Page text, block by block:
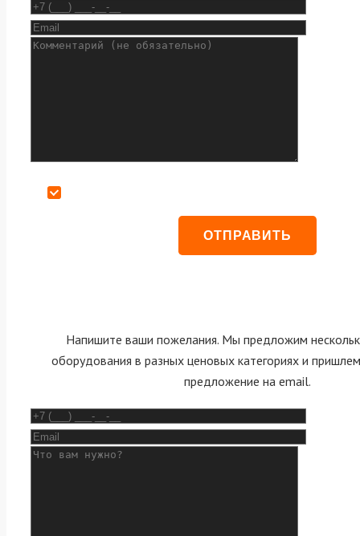
Напишите ваши пожелания. Мы предложим
оборудования в разных ценовых категориях и
предложение на email.